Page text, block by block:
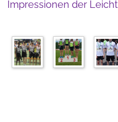
Impressionen der